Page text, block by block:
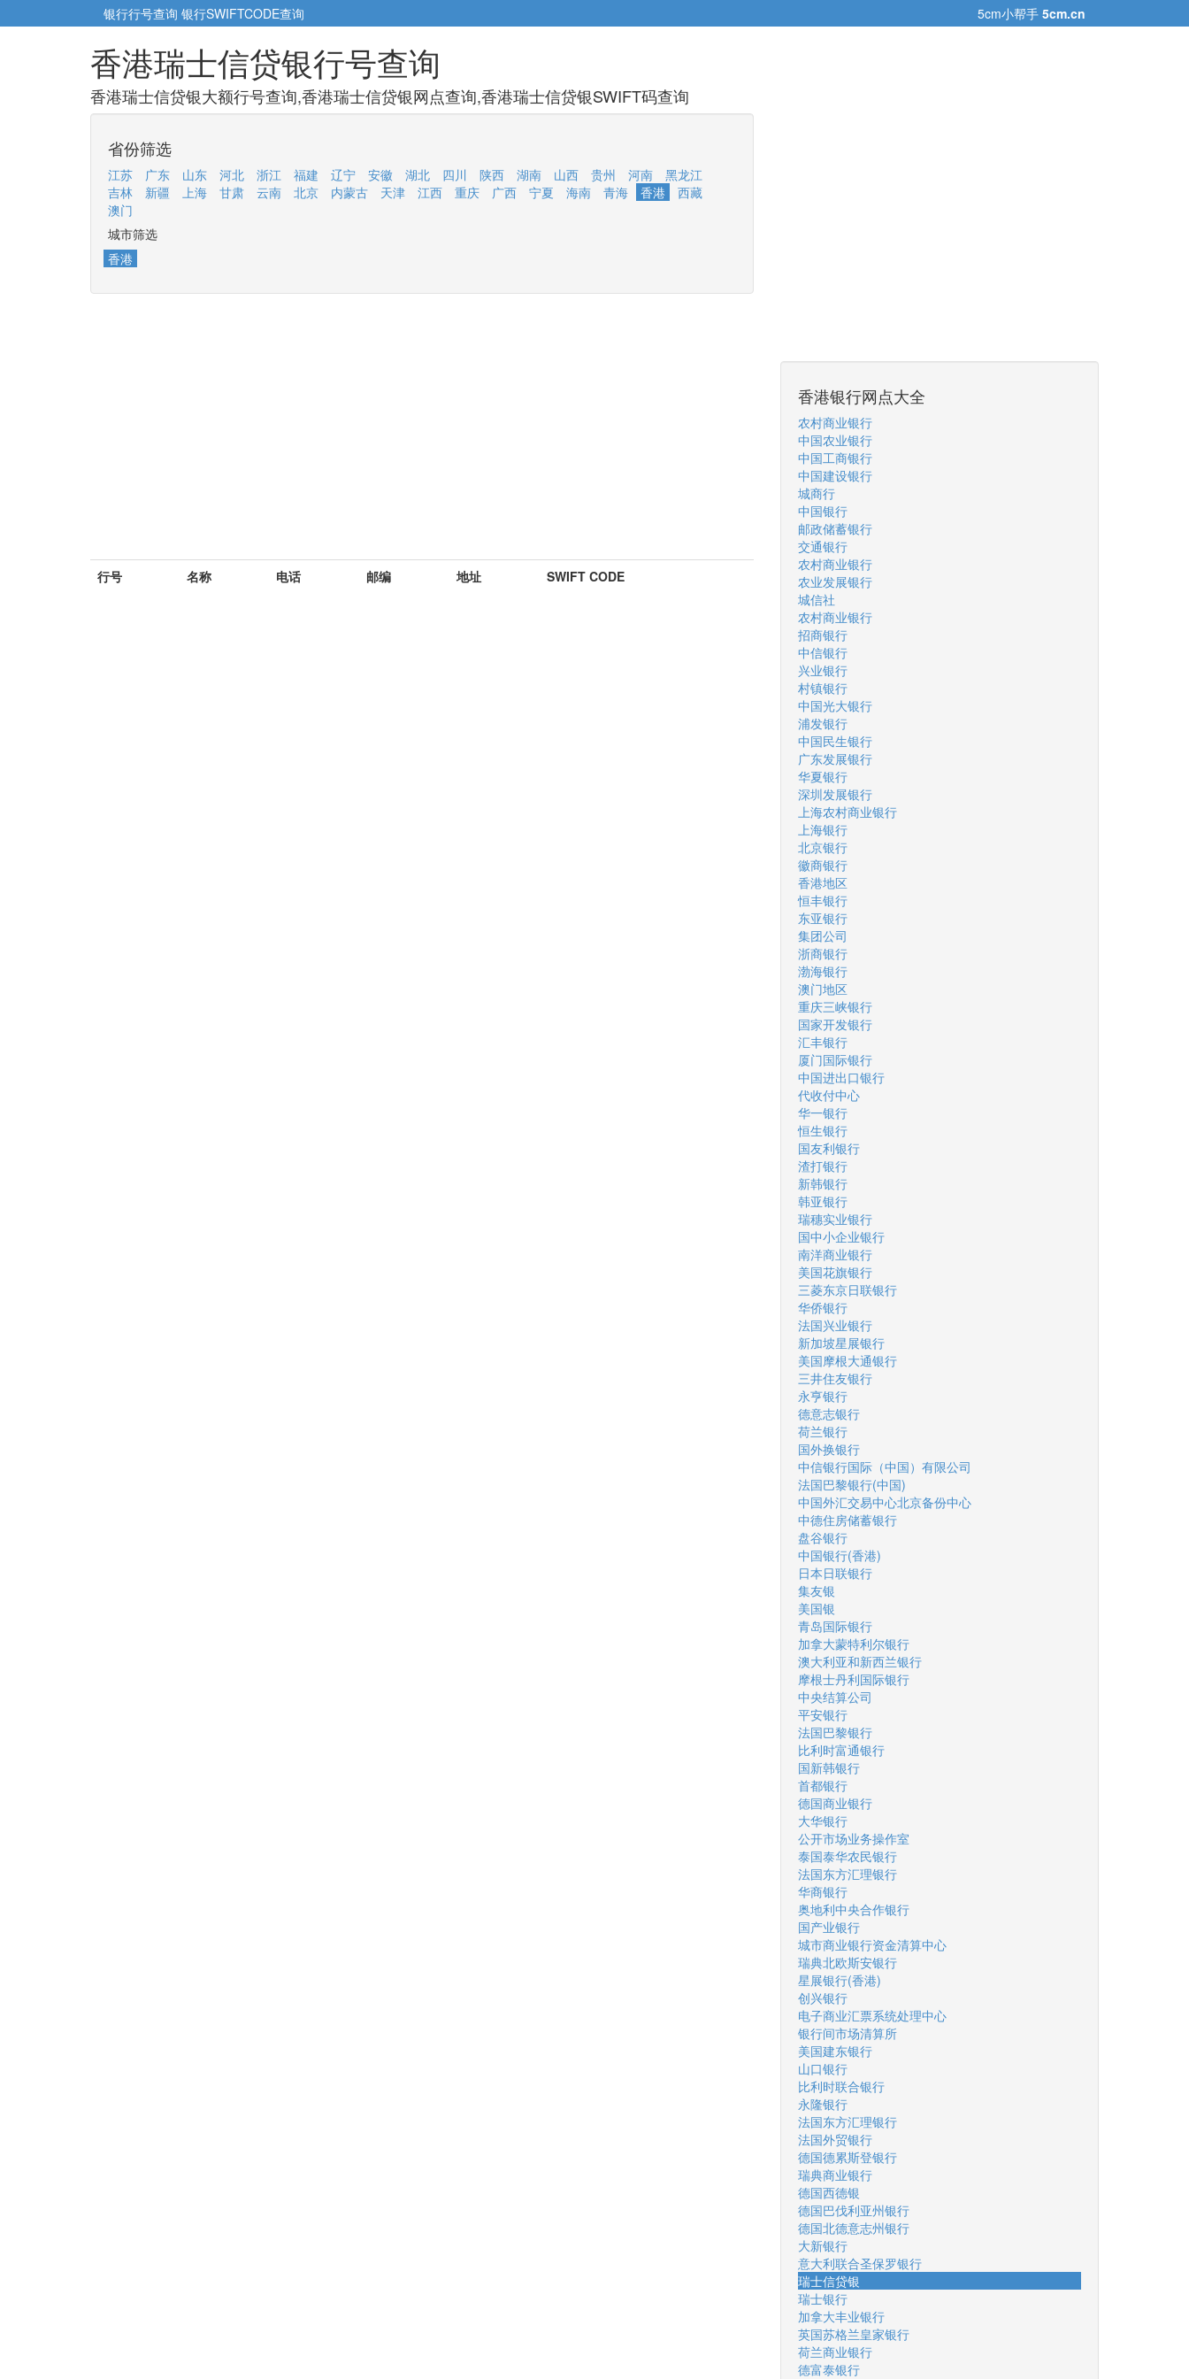
银行行号查询 银行SWIFTCODE查询 5cm小帮手 5cm.cn
香港瑞士信贷银行号查询
香港瑞士信贷银大额行号查询,香港瑞士信贷银网点查询,香港瑞士信贷银SWIFT码查询
省份筛选
江苏 广东 山东 河北 浙江 福建 辽宁 安徽 湖北 四川 陕西 湖南 山西 贵州 河南
黑龙江
吉林
新疆 上海 甘肃 云南 北京 内蒙古 天津 江西 重庆 广西 宁夏 海南 青海 香港
西藏
澳门
城市筛选
香港
行号 名称 电话 邮编 地址 SWIFT CODE
香港银行网点大全
农村商业银行
中国农业银行
中国工商银行
中国建设银行
城商行
中国银行
邮政储蓄银行
交通银行
农村商业银行
农业发展银行
城信社
农村商业银行
招商银行
中信银行
兴业银行
村镇银行
中国光大银行
浦发银行
中国民生银行
广东发展银行
华夏银行
深圳发展银行
上海农村商业银行
上海银行
北京银行
徽商银行
香港地区
恒丰银行
东亚银行
集团公司
浙商银行
渤海银行
澳门地区
重庆三峡银行
国家开发银行
汇丰银行
厦门国际银行
中国进出口银行
代收付中心
华一银行
恒生银行
国友利银行
渣打银行
新韩银行
韩亚银行
瑞穗实业银行
国中小企业银行
南洋商业银行
美国花旗银行
三菱东京日联银行
华侨银行
法国兴业银行
新加坡星展银行
美国摩根大通银行
三井住友银行
永亨银行
德意志银行
荷兰银行
国外换银行
中信银行国际（中国）有限公司
法国巴黎银行(中国)
中国外汇交易中心北京备份中心
中德住房储蓄银行
盘谷银行
中国银行(香港)
日本日联银行
集友银
美国银
青岛国际银行
加拿大蒙特利尔银行
澳大利亚和新西兰银行
摩根士丹利国际银行
中央结算公司
平安银行
法国巴黎银行
比利时富通银行
国新韩银行
首都银行
德国商业银行
大华银行
公开市场业务操作室
泰国泰华农民银行
法国东方汇理银行
华商银行
奥地利中央合作银行
国产业银行
城市商业银行资金清算中心
瑞典北欧斯安银行
星展银行(香港)
创兴银行
电子商业汇票系统处理中心
银行间市场清算所
美国建东银行
山口银行
比利时联合银行
永隆银行
法国东方汇理银行
法国外贸银行
德国德累斯登银行
瑞典商业银行
德国西德银
德国巴伐利亚州银行
德国北德意志州银行
大新银行
意大利联合圣保罗银行
瑞士信贷银
瑞士银行
加拿大丰业银行
英国苏格兰皇家银行
荷兰商业银行
德富泰银行